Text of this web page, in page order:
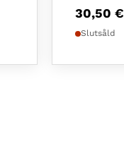
30,50€
Slutsåld